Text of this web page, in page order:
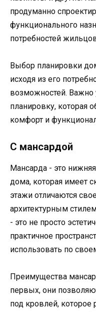
продуманно
функционального
потребностей
Выбор планировки
исходя из его
возможностей. Важно
планировку, которая
комфорт и
С мансардой
Мансарда - это
дома, которая имеет
этажи отличаются
архитектурным
- это не просто
практичное
использовать по
Преимущества
первых, они
под кровлей, которое